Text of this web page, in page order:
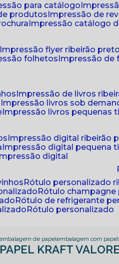
para catálogo
produtos impressão de
impressão catálogo
impressão flyer ribeirão preto
folhetos impressão de
impressão de livros
impressão livros sob
impressão livros pequenas
impressão digital ribeirão
impressão digital pequena
impressão digital
rótulo personalizado
rótulo
rótulo de refrigerante
rótulo personalizado
de papelembalagem com
KRAFT